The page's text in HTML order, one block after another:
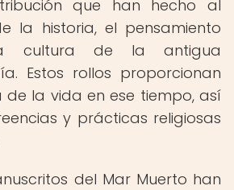
que han hecho al
la historia, el pensamiento
cultura de la antigua
Estos rollos proporcionan
de la vida en ese tiempo, así
y prácticas religiosas
del Mar Muerto han